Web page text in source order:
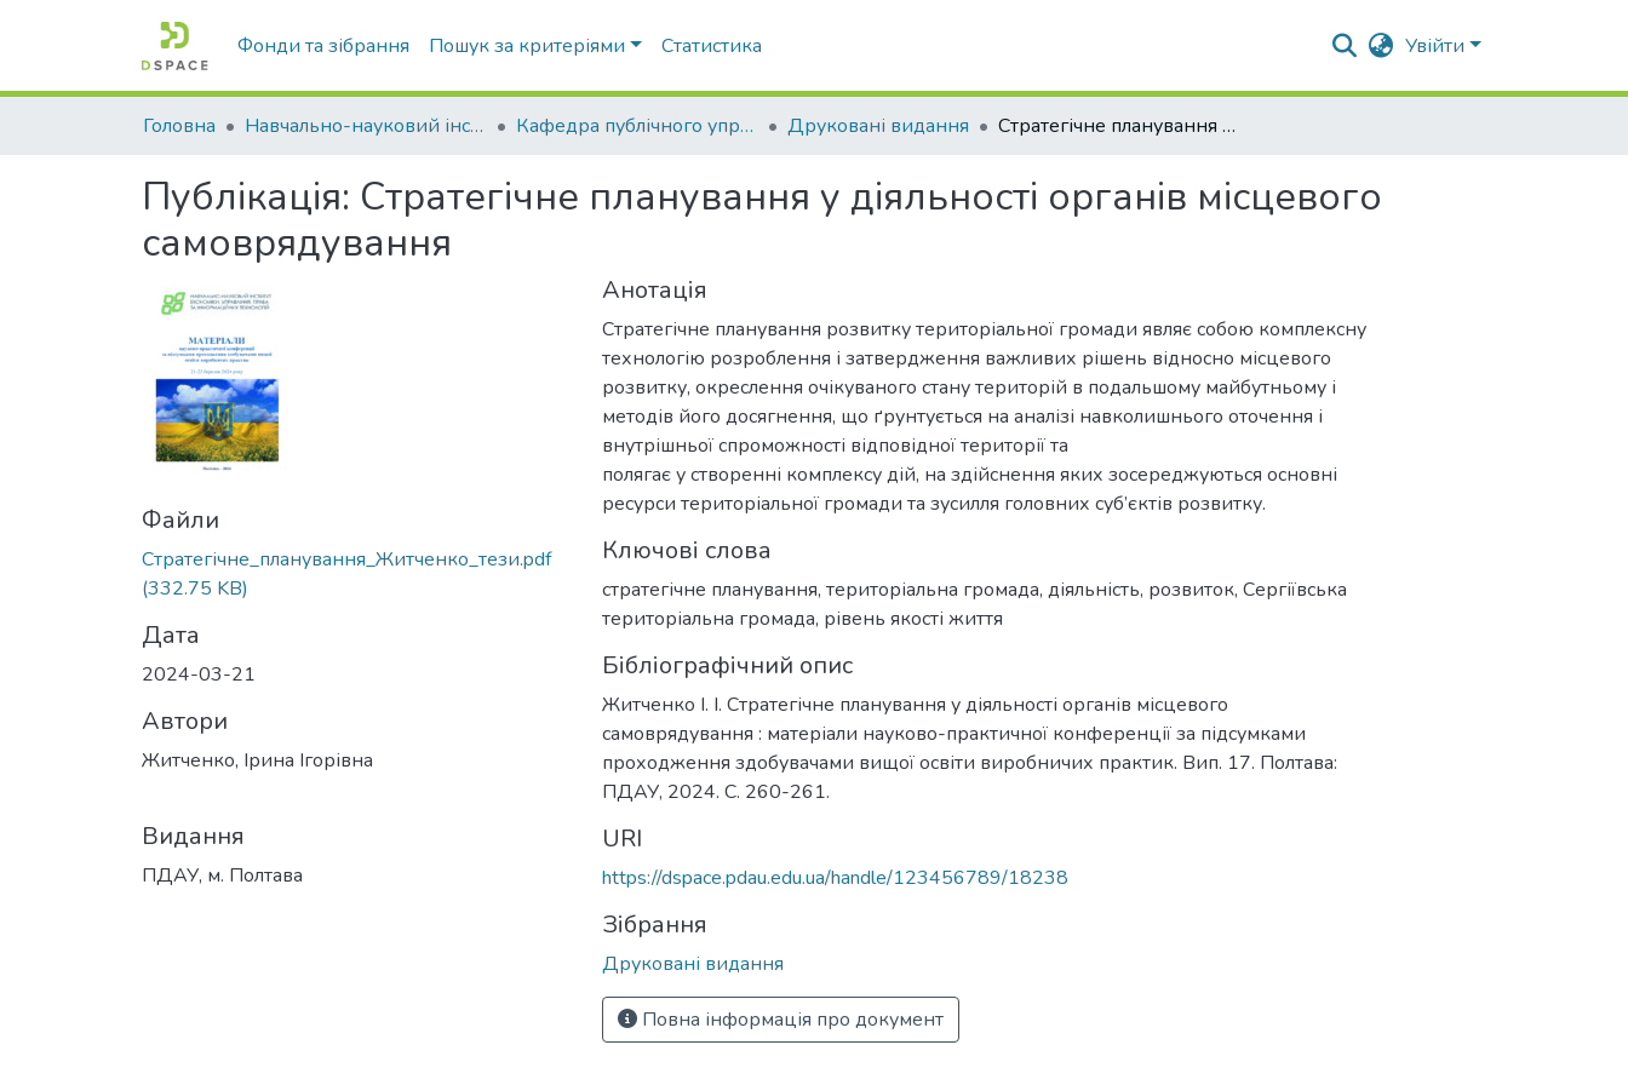
Фонди та зібрання Пошук за критеріями Статистика Увійти
Головна Навчально-науковий інститут економіки, управління, права та інформаційних технологій Кафедра публічного управління та адміністрування Друковані видання Стратегічне планування у діяльності органів місцевого самоврядування
Публікація: Стратегічне планування у діяльності органів місцевого
самоврядування
Файли
Стратегічне_планування_Житченко_тези.pdf
(332.75 KB)
Дата
2024-03-21
Автори
Житченко, Ірина Ігорівна
Видання
ПДАУ, м. Полтава
Анотація
Стратегічне планування розвитку територіальної громади являє собою комплексну
технологію розроблення і затвердження важливих рішень відносно місцевого
розвитку, окреслення очікуваного стану територій в подальшому майбутньому і
методів його досягнення, що ґрунтується на аналізі навколишнього оточення і
внутрішньої спроможності відповідної території та
полягає у створенні комплексу дій, на здійснення яких зосереджуються основні
ресурси територіальної громади та зусилля головних суб’єктів розвитку.
Ключові слова
стратегічне планування, територіальна громада, діяльність, розвиток, Сергіївська
територіальна громада, рівень якості життя
Бібліографічний опис
Житченко І. І. Стратегічне планування у діяльності органів місцевого
самоврядування : матеріали науково-практичної конференції за підсумками
проходження здобувачами вищої освіти виробничих практик. Вип. 17. Полтава:
ПДАУ, 2024. С. 260-261.
URI
https://dspace.pdau.edu.ua/handle/123456789/18238
Зібрання
Друковані видання
Повна інформація про документ